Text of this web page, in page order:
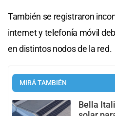
También se registraron
internet y telefonía móvil
en distintos nodos de la red.
MIRÁ TAMBIÉN
Bella